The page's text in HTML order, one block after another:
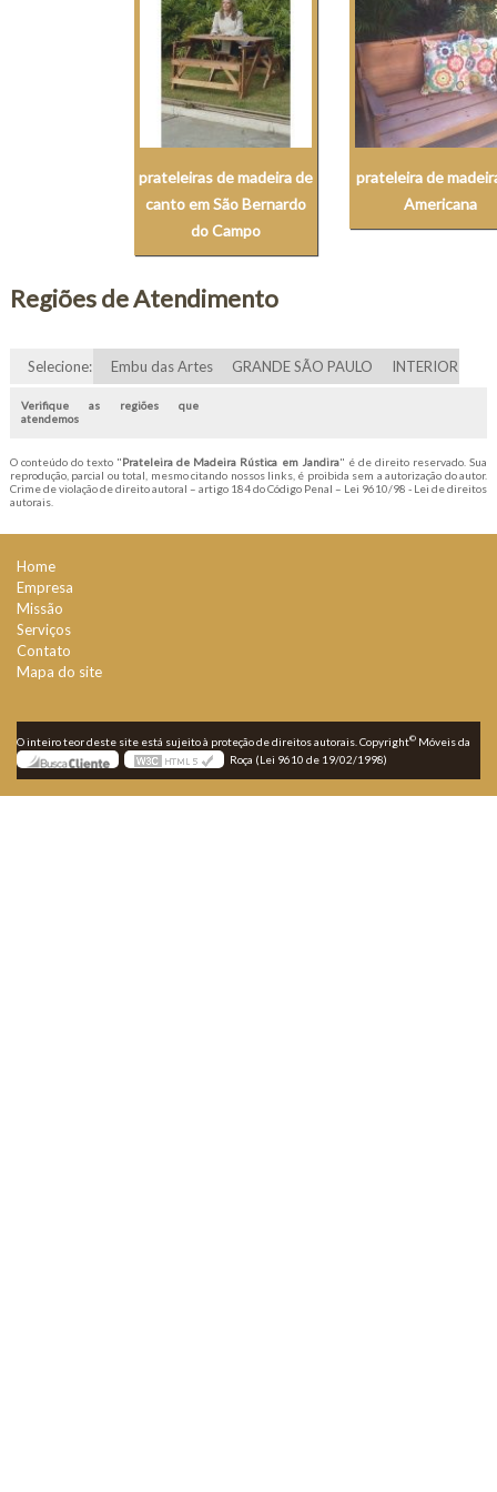
prateleiras de madeira de
canto em São Bernardo
do Campo
prateleira de
Americana
Regiões de Atendimento
Selecione: Embu das Artes GRANDE SÃO PAULO INTERIOR
Verifique as regiões que
atendemos
O conteúdo do texto "Prateleira de Madeira Rústica em Jandira" é de direito reservado. Sua
reprodução, parcial ou total, mesmo citando nossos links, é proibida sem a autorização do autor.
Crime de violação de direito autoral – artigo 184 do Código Penal – Lei 9610/98 - Lei de direitos
autorais.
Home
Empresa
Missão
Serviços
Contato
Mapa do site
O inteiro teor deste site está sujeito à proteção de direitos autorais. Copyright© Móveis da
Roça (Lei 9610 de 19/02/1998)